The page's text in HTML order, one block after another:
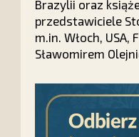
Brazylii oraz
przedstawiciele
m.in. Włoch,
Sławomirem